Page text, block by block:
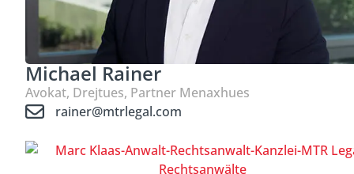
Michael Rainer
Avokat, Drejtues, Partner Menaxhues
rainer@mtrlegal.com